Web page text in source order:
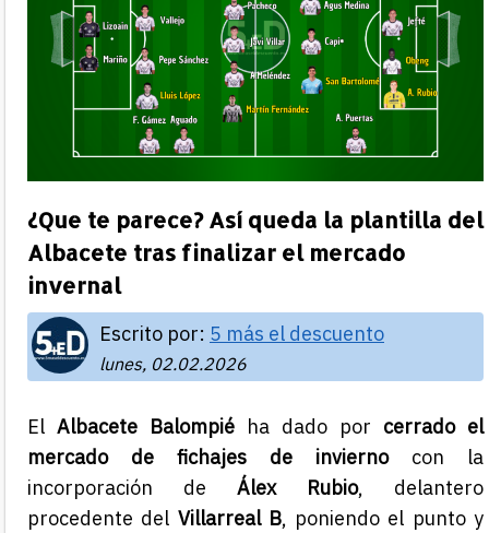
¿Que te parece? Así queda la plantilla del
Albacete tras finalizar el mercado
invernal
Escrito por: 5 más el descuento
lunes, 02.02.2026
El Albacete Balompié ha dado por cerrado el
mercado de fichajes de inviernocon la
incorporación de Álex Rubio, delantero
procedente del Villarreal B, poniendo el punto y